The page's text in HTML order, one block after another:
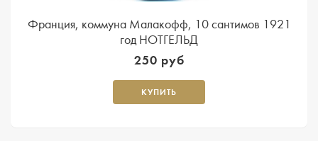
Франция, коммуна Малакофф, 10 сантимов 1921
год НОТГЕЛЬД
250 руб
КУПИТЬ